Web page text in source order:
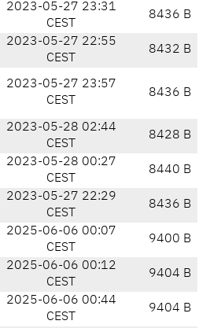
2023-05-27 23:31
CEST
8436 B
2023-05-27 22:55
CEST
8432 B
2023-05-27 23:57
CEST
8436 B
2023-05-28 02:44
CEST
8428 B
2023-05-28 00:27
CEST
8440 B
2023-05-27 22:29
CEST
8436 B
2025-06-06 00:07
CEST
9400 B
2025-06-06 00:12
CEST
9404 B
2025-06-06 00:44
CEST
9404 B